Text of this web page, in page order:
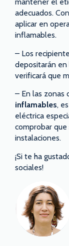
mantener el
adecuados.
aplicar en
inflamables.
– Los
depositarán en
verificará que
– En las zonas
inflamables,
eléctrica
comprobar
instalaciones.
¡Si te ha
sociales!